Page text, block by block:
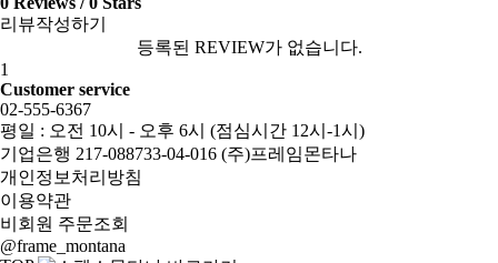
리뷰작성하기
등록된 REVIEW가 없습니다.
1
Customer service
02-555-6367
평일 : 오전 10시 - 오후 6시 (점심시간 12시-1시)
기업은행 217-088733-04-016 (주)프레임몬타나
개인정보처리방침
이용약관
비회원 주문조회
@frame_montana